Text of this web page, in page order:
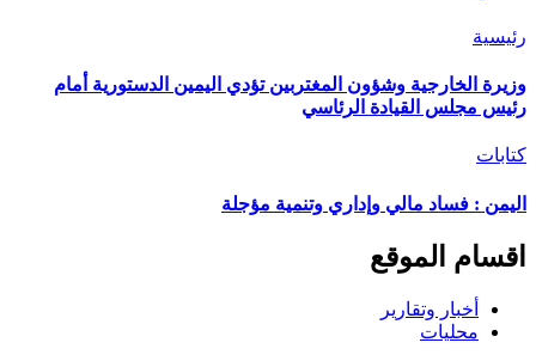
رئيسية
وزيرة الخارجية وشؤون المغتربين تؤدي اليمين الدستورية أمام
رئيس مجلس القيادة الرئاسي
كتابات
اليمن : فساد مالي وإداري وتنمية مؤجلة
اقسام الموقع
أخبار وتقارير
محليات